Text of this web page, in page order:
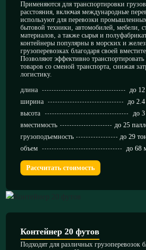
Применяются для транспортировки
расстояния, включая международные
используют для перевозки
бытовой техники, автомобилей, мебели,
материалов, а также сырья и
контейнеры популярны в морских и
грузоперевозках благодаря своей
Позволяют эффективно
товаров со сменой транспорта, снижая
логистику.
длина
до
ширина
до
высота
до
вместимость
до 25
грузоподъемность
до 29
объем
до 68
Рассчитать стоимость
Контейнер 20 футов
Подходят для различных грузоперевозок